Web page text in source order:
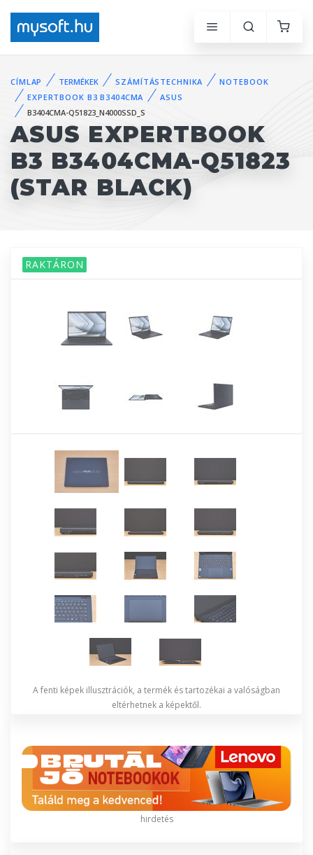
CÍMLAP TERMÉKEK SZÁMÍTÁSTECHNIKA
NOTEBOOK
EXPERTBOOK B3 B3404CMA
ASUS
B3404CMA-Q51823_N4000SSD_S
ASUS EXPERTBOOK
B3 B3404CMA-Q51823
(STAR BLACK)
RAKTÁRON
A fenti képek illusztrációk, a termék és tartozékai a valóságban
eltérhetnek a képektől.
hirdetés